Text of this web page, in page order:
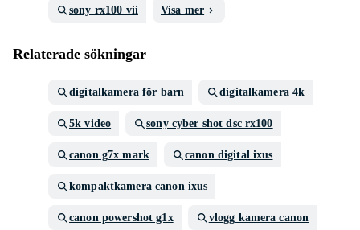
sony rx100 vii Visa mer
Relaterade sökningar
digitalkamera för barn digitalkamera 4k
5k video sony cyber shot dsc rx100
canon g7x mark canon digital ixus
kompaktkamera canon ixus
canon powershot g1x vlogg kamera canon